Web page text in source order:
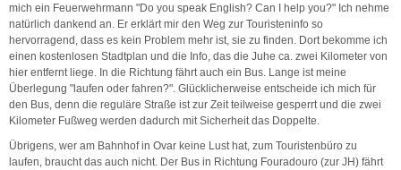
mich ein Feuerwehrmann "Do you speak English? Can I help you?" Ich nehme
natürlich dankend an. Er erklärt mir den Weg zur Touristeninfo so
hervorragend, dass es kein Problem mehr ist, sie zu finden. Dort bekomme ich
einen kostenlosen Stadtplan und die Info, das die Juhe ca. zwei Kilometer von
hier entfernt liege. In die Richtung fährt auch ein Bus. Lange ist meine
Überlegung "laufen oder fahren?". Glücklicherweise entscheide ich mich für
den Bus, denn die reguläre Straße ist zur Zeit teilweise gesperrt und die zwei
Kilometer Fußweg werden dadurch mit Sicherheit das Doppelte.
Übrigens, wer am Bahnhof in Ovar keine Lust hat, zum Touristenbüro zu
laufen, braucht das auch nicht. Der Bus in Richtung Fouradouro (zur JH) fährt